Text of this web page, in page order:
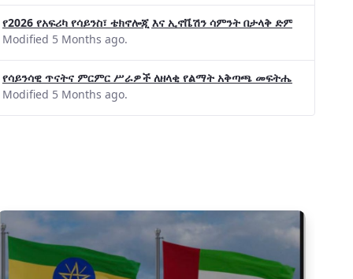
የ2026 የአፍሪካ የሳይንስ፣ ቴክኖሎጂ እና ኢኖቬሽን ሳምንት በታላቅ ድምቀት
Modified 5 Months ago.
የሳይንሳዊ ጥናትና ምርምር ሥራዎች ለዘላቂ የልማት አቅጣጫ መፍትሔ ጠቋሚ
Modified 5 Months ago.